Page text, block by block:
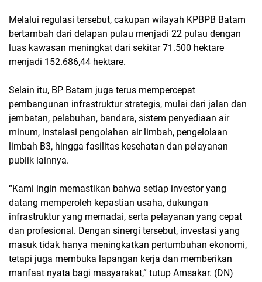
Melalui regulasi tersebut, cakupan wilayah KPBPB Batam
bertambah dari delapan pulau menjadi 22 pulau dengan
luas kawasan meningkat dari sekitar 71.500 hektare
menjadi 152.686,44 hektare.
Selain itu, BP Batam juga terus mempercepat
pembangunan infrastruktur strategis, mulai dari jalan dan
jembatan, pelabuhan, bandara, sistem penyediaan air
minum, instalasi pengolahan air limbah, pengelolaan
limbah B3, hingga fasilitas kesehatan dan pelayanan
publik lainnya.
“Kami ingin memastikan bahwa setiap investor yang
datang memperoleh kepastian usaha, dukungan
infrastruktur yang memadai, serta pelayanan yang cepat
dan profesional. Dengan sinergi tersebut, investasi yang
masuk tidak hanya meningkatkan pertumbuhan ekonomi,
tetapi juga membuka lapangan kerja dan memberikan
manfaat nyata bagi masyarakat,” tutup Amsakar. (DN)